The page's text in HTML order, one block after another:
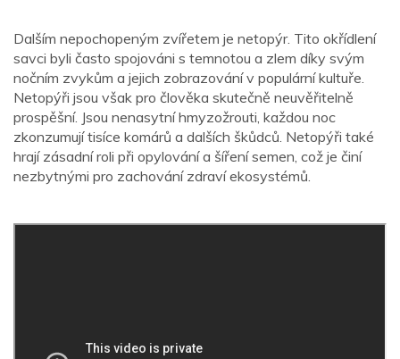
Dalším nepochopeným zvířetem je netopýr. Tito okřídlení
savci byli často spojováni s temnotou a zlem díky svým
nočním zvykům a jejich zobrazování v populární kultuře.
Netopýři jsou však pro člověka skutečně neuvěřitelně
prospěšní. Jsou nenasytní hmyzožrouti, každou noc
zkonzumují tisíce komárů a dalších škůdců. Netopýři také
hrají zásadní roli při opylování a šíření semen, což je činí
nezbytnými pro zachování zdraví ekosystémů.